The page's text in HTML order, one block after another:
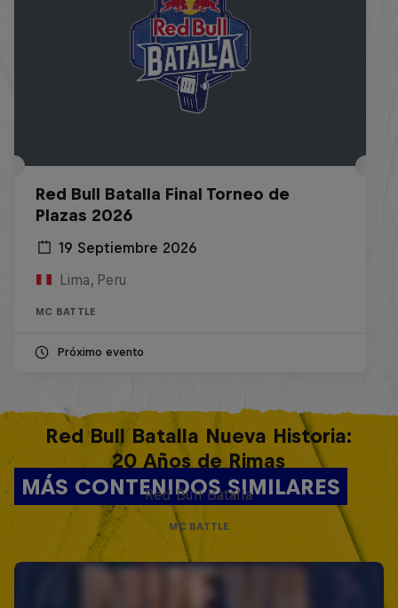
Red Bull Batalla Final Torneo de
Plazas 2026
19 Septiembre 2026
Lima, Peru
MC BATTLE
Próximo evento
MÁS CONTENIDOS SIMILARES
Red Bull Batalla Nueva Historia:
20 Años de Rimas
Red Bull Batalla
MC BATTLE